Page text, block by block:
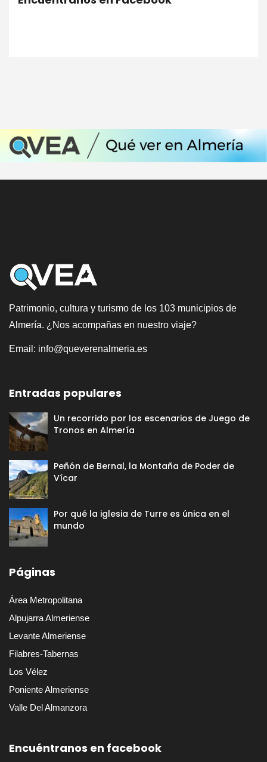
Patrimonio, cultura y turismo de los 103 municipios de
Almería. ¿Nos acompañas en nuestro viaje?
Email: info@queverenalmeria.es
Entradas populares
Un recorrido por los escenarios de Juego de
Tronos en Almería
Peñón de Bernal, la Montaña de Poder de
Vícar
Por qué la iglesia de Turre es única en el
mundo
Páginas
Área Metropolitana
Alpujarra Almeriense
Levante Almeriense
Filabres-Tabernas
Los Vélez
Poniente Almeriense
Valle Del Almanzora
Encuéntranos en facebook